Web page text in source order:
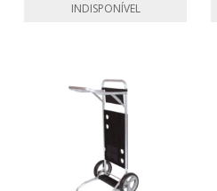
INDISPONÍVEL